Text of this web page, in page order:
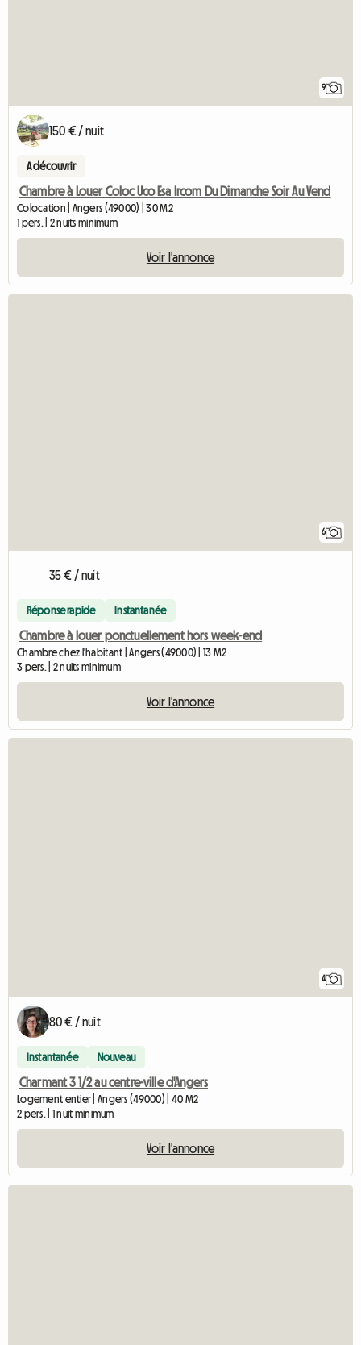
9
150 € / nuit
A découvrir
Chambre à Louer Coloc Uco Esa Ircom Du Dimanche Soir Au Vend
Colocation | Angers (49000) | 30 M2
1 pers. | 2 nuits minimum
Voir l'annonce
6
35 € / nuit
Réponse rapide Instantanée
Chambre à louer ponctuellement hors week-end
Chambre chez l'habitant | Angers (49000) | 13 M2
3 pers. | 2 nuits minimum
Voir l'annonce
4
80 € / nuit
Instantanée Nouveau
Charmant 3 1/2 au centre-ville d'Angers
Logement entier | Angers (49000) | 40 M2
2 pers. | 1 nuit minimum
Voir l'annonce